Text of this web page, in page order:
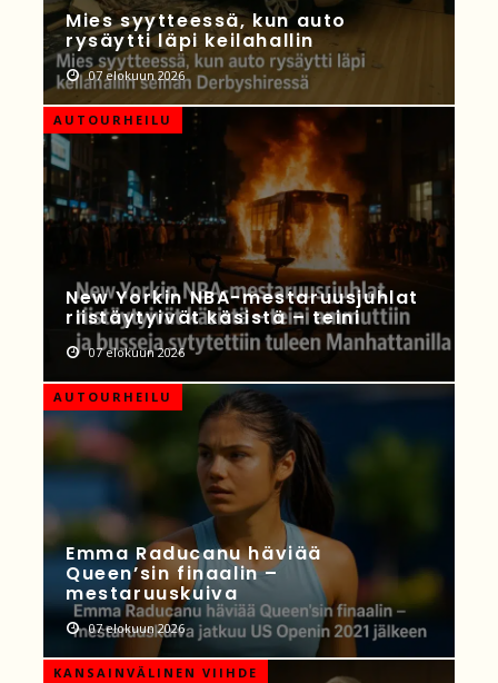
Mies syytteessä, kun auto
rysäytti läpi keilahallin
07 elokuun 2026
AUTOURHEILU
New Yorkin NBA-mestaruusjuhlat
riistäytyivät käsistä – teini
07 elokuun 2026
AUTOURHEILU
Emma Raducanu häviää
Queen’sin finaalin –
mestaruuskuiva
07 elokuun 2026
KANSAINVÄLINEN VIIHDE